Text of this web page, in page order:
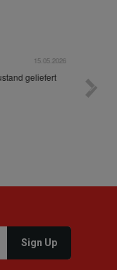
15.05.2026
geliefert